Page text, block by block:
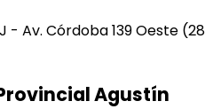
- Av. Córdoba 139 Oeste (28
Agustín